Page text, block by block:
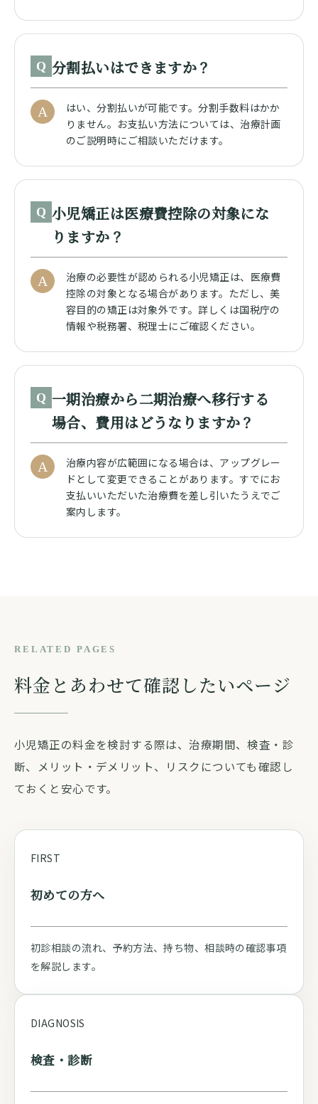
Q 分割払いはできますか？
A
はい、分割払いが可能です。分割手数料はかか
りません。お支払い方法については、治療計画
のご説明時にご相談いただけます。
Q 小児矯正は医療費控除の対象にな
りますか？
A
治療の必要性が認められる小児矯正は、医療費
控除の対象となる場合があります。ただし、美
容目的の矯正は対象外です。詳しくは国税庁の
情報や税務署、税理士にご確認ください。
Q 一期治療から二期治療へ移行する
場合、費用はどうなりますか？
A
治療内容が広範囲になる場合は、アップグレー
ドとして変更できることがあります。すでにお
支払いいただいた治療費を差し引いたうえでご
案内します。
RELATED PAGES
料金とあわせて確認したいページ
小児矯正の料金を検討する際は、治療期間、検査・診
断、メリット・デメリット、リスクについても確認し
ておくと安心です。
FIRST
初めての方へ
初診相談の流れ、予約方法、持ち物、相談時の確認事項
を解説します。
DIAGNOSIS
検査・診断